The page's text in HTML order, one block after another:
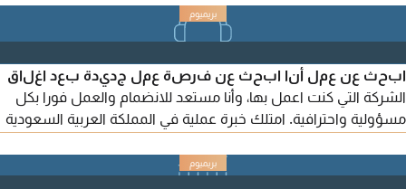
ابحث عن عمل أنا ابحث عن فرصة عمل جديدة بعد اغلاق
الشركة التي كنت اعمل بها، وأنا مستعد للانضمام والعمل فورا بكل
مسؤولية واحترافية. امتلك خبرة عملية في المملكة العربية السعودية
بالاضافة الى خبرة في التسويق الرقمي والأعمال الادارية والخدمات